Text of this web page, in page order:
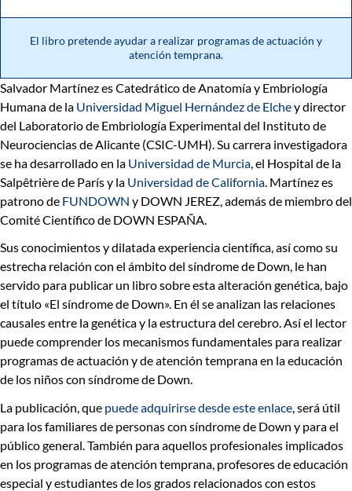
El libro pretende ayudar a realizar programas de actuación y
atención temprana.
Salvador Martínez es Catedrático de Anatomía y Embriología
Humana de la Universidad Miguel Hernández de Elchey director
del Laboratorio de Embriología Experimental del Instituto de
Neurociencias de Alicante (CSIC-UMH). Su carrera investigadora
se ha desarrollado en la Universidad de Murcia, el Hospital de la
Salpêtrière de París y la Universidad de California. Martínez es
patrono de FUNDOWN y DOWN JEREZ, además de miembro del
Comité Científico de DOWN ESPAÑA.
Sus conocimientos y dilatada experiencia científica, así como su
estrecha relación con el ámbito del síndrome de Down, le han
servido para publicar un libro sobre esta alteración genética, bajo
el título «El síndrome de Down». En él se analizan las relaciones
causales entre la genética y la estructura del cerebro. Así el lector
puede comprender los mecanismos fundamentales para realizar
programas de actuación y de atención temprana en la educación
de los niños con síndrome de Down.
La publicación, que puede adquirirse desde este enlace , será útil
para los familiares de personas con síndrome de Down y para el
público general. También para aquellos profesionales implicados
en los programas de atención temprana, profesores de educación
especial y estudiantes de los grados relacionados con estos